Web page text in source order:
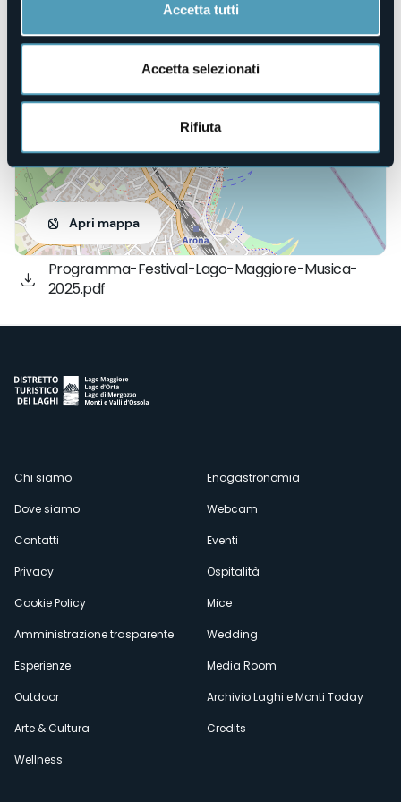
Accetta tutti
Accetta selezionati
Rifiuta
28041 - Arona (NO)
Apri mappa
Programma-Festival-Lago-Maggiore-Musica-
2025.pdf
Menù
secondario
Chi siamo
Dove siamo
Contatti
Privacy
Cookie Policy
Amministrazione trasparente
Esperienze
Outdoor
Arte & Cultura
Wellness
Enogastronomia
Webcam
Eventi
Ospitalità
Mice
Wedding
Media Room
Archivio Laghi e Monti Today
Credits